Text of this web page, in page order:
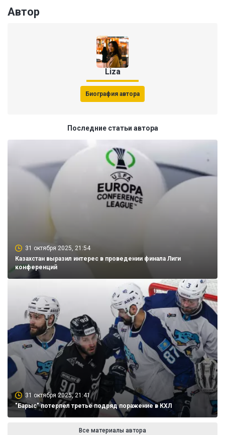
Автор
Liza
Биография автора
Последние статьи автора
31 октября 2025, 21:54
Казахстан выразил интерес в проведении финала Лиги
конференций
31 октября 2025, 21:41
"Барыс" потерпел третье подряд поражение в КХЛ
Все материалы автора